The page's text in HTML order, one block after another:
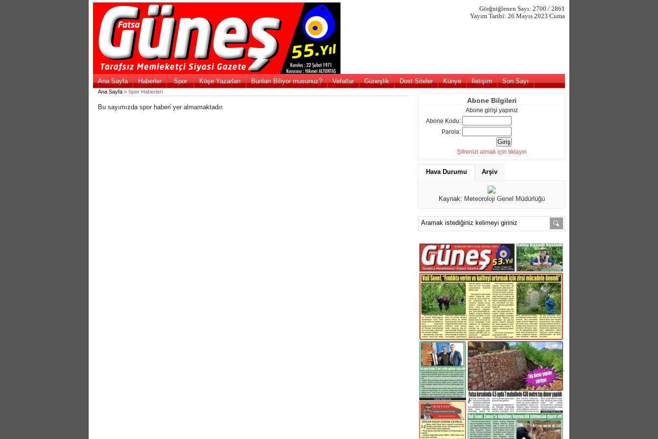
Görğntğlenen Sayı: 2700 / 2861
Yayım Tarihi: 26 Mayıs 2023 Cuma
Ana Sayfa Haberler Spor Köşe Yazarları Bunları Biliyor musunuz? Vefatlar Güneşlik Dost Siteler Künye İletişim Son Sayı
Ana Sayfa » Spor Haberleri
Bu sayımızda spor haberi yer almamaktadır.
Abone Bilgileri
Abone girişi yapınız
Abone Kodu:
Parola:
Şifrenizi almak için tıklayın
Hava Durumu Arşiv
Kaynak: Meteoroloji Genel Müdürlüğü